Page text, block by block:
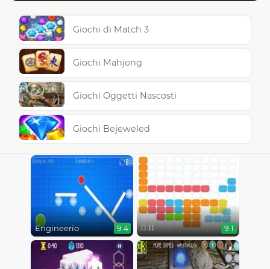
Giochi di Match 3
Giochi Mahjong
Giochi Oggetti Nascosti
Giochi Bejeweled
Engineerio 9.4 11 11 9.1